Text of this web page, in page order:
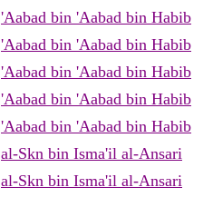
'Aabad bin 'Aabad bin Habib
'Aabad bin 'Aabad bin Habib
'Aabad bin 'Aabad bin Habib
'Aabad bin 'Aabad bin Habib
'Aabad bin 'Aabad bin Habib
al-Skn bin Isma'il al-Ansari
al-Skn bin Isma'il al-Ansari